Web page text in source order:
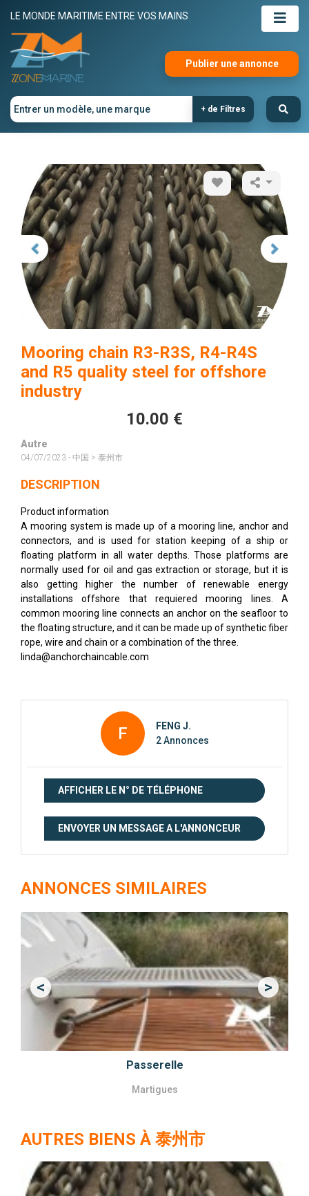
LE MONDE MARITIME ENTRE VOS MAINS
Publier une annonce
+ de Filtres
Mooring chain R3-R3S, R4-R4S
and R5 quality steel for offshore
industry
10.00 €
Autre
04/07/2023 - 中国 > 泰州市
DESCRIPTION
Product information
A mooring system is made up of a mooring line, anchor and
connectors, and is used for station keeping of a ship or
floating platform in all water depths. Those platforms are
normally used for oil and gas extraction or storage, but it is
also getting higher the number of renewable energy
installations offshore that requiered mooring lines. A
common mooring line connects an anchor on the seafloor to
the floating structure, and it can be made up of synthetic fiber
rope, wire and chain or a combination of the three.
linda@anchorchaincable.com
F
FENG J.
2 Annonces
AFFICHER LE N° DE TÉLÉPHONE
ENVOYER UN MESSAGE A L'ANNONCEUR
ANNONCES SIMILAIRES
Passerelle
Martigues
<Previous >Next
AUTRES BIENS À 泰州市